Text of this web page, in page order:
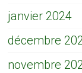
janvier 2024
décembre
novembre